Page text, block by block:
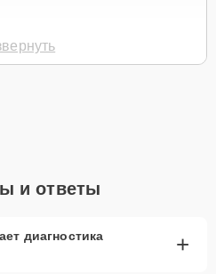
HLY-W19R предлагаются как
устройства дольше
скором времени заменить
и ответы
диагностика
+